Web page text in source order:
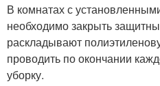
В комнатах с
необходимо закрыть
раскладывают
проводить по окончании
уборку.